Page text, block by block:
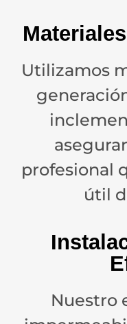
Utilizamos
profesional
útil
Nuestro